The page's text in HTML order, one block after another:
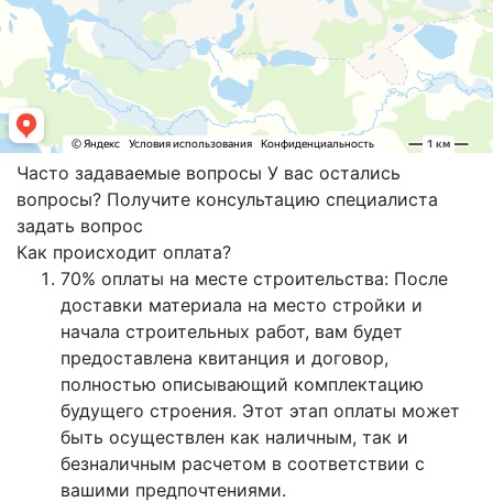
Часто задаваемые вопросы У вас остались
вопросы? Получите консультацию специалиста
задать вопрос
Как происходит оплата?
70% оплаты на месте строительства: После
доставки материала на место стройки и
начала строительных работ, вам будет
предоставлена квитанция и договор,
полностью описывающий комплектацию
будущего строения. Этот этап оплаты может
быть осуществлен как наличным, так и
безналичным расчетом в соответствии с
вашими предпочтениями.